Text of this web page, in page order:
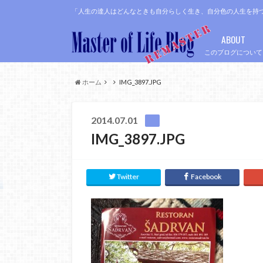
「人生の達人はどんなときも自分らしく生き、自分色の人生を持
このブログについて
ABOUT
ホーム IMG_3897.JPG
2014.07.01
IMG_3897.JPG
Twitter Facebook